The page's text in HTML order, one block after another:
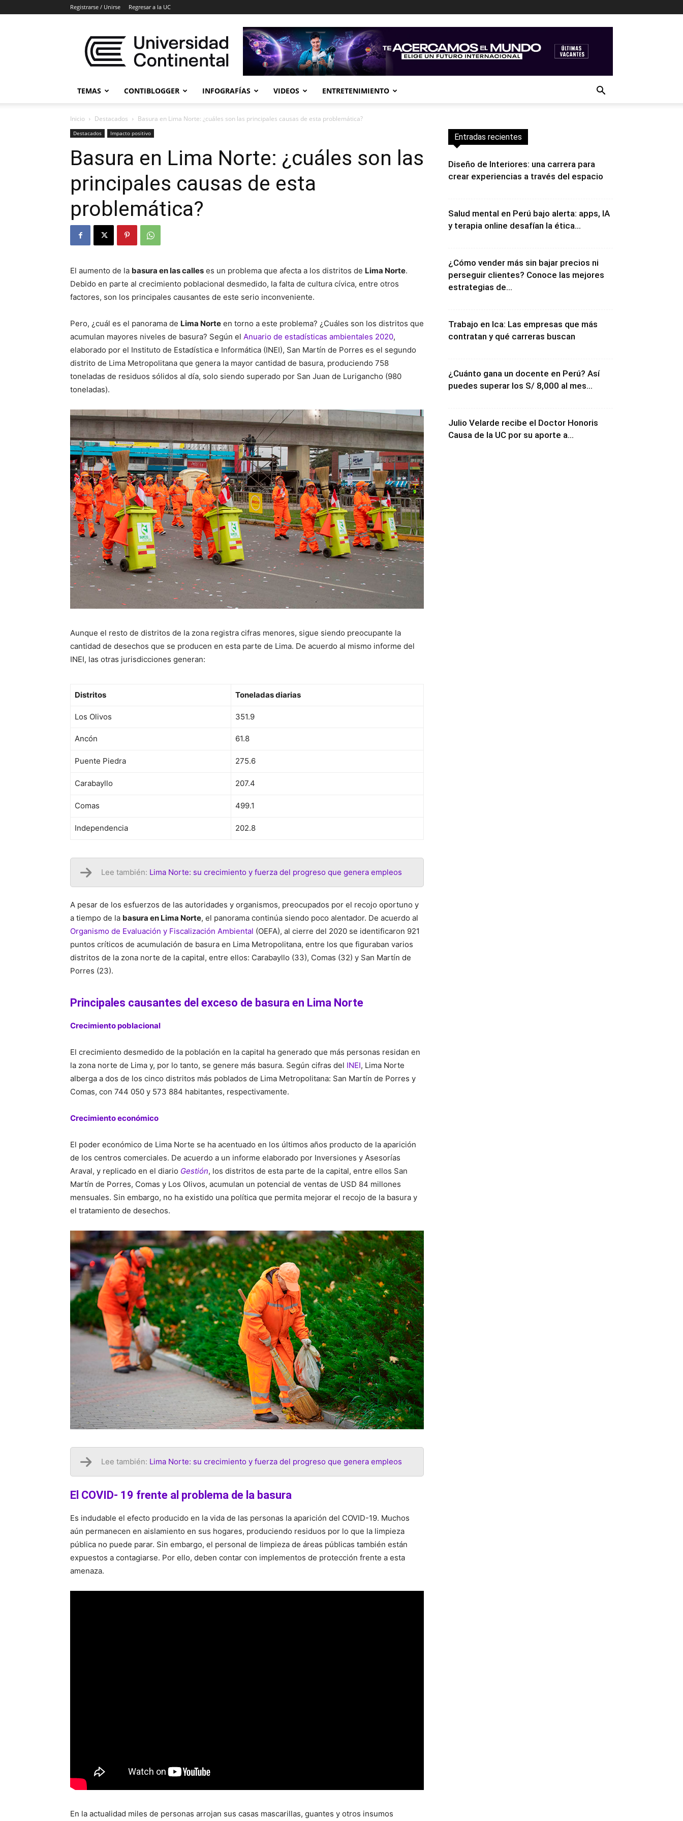
Registrarse / Unirse Regresar a la UC
Universidad
Continental
TEMAS CONTIBLOGGER INFOGRAFÍAS VIDEOS ENTRETENIMIENTO
Inicio Destacados Basura en Lima Norte: ¿cuáles son las principales causas de esta problemática?
Destacados Impacto positivo
Basura en Lima Norte: ¿cuáles son las
principales causas de esta
problemática?
El aumento de la basura en las calles es un problema que afecta a los distritos de Lima Norte.
Debido en parte al crecimiento poblacional desmedido, la falta de cultura cívica, entre otros
factores, son los principales causantes de este serio inconveniente.
Pero, ¿cuál es el panorama de Lima Norte en torno a este problema? ¿Cuáles son los distritos que
acumulan mayores niveles de basura? Según el Anuario de estadísticas ambientales 2020,
elaborado por el Instituto de Estadística e Informática (INEI), San Martín de Porres es el segundo
distrito de Lima Metropolitana que genera la mayor cantidad de basura, produciendo 758
toneladas de residuos sólidos al día, solo siendo superado por San Juan de Lurigancho (980
toneladas).
Aunque el resto de distritos de la zona registra cifras menores, sigue siendo preocupante la
cantidad de desechos que se producen en esta parte de Lima. De acuerdo al mismo informe del
INEI, las otras jurisdicciones generan:
Distritos Toneladas diarias
Los Olivos 351.9
Ancón 61.8
Puente Piedra 275.6
Carabayllo 207.4
Comas 499.1
Independencia 202.8
Lee también: Lima Norte: su crecimiento y fuerza del progreso que genera empleos
A pesar de los esfuerzos de las autoridades y organismos, preocupados por el recojo oportuno y
a tiempo de la basura en Lima Norte, el panorama continúa siendo poco alentador. De acuerdo al
Organismo de Evaluación y Fiscalización Ambiental (OEFA), al cierre del 2020 se identificaron 921
puntos críticos de acumulación de basura en Lima Metropolitana, entre los que figuraban varios
distritos de la zona norte de la capital, entre ellos: Carabayllo (33), Comas (32) y San Martín de
Porres (23).
Principales causantes del exceso de basura en Lima Norte
Crecimiento poblacional
El crecimiento desmedido de la población en la capital ha generado que más personas residan en
la zona norte de Lima y, por lo tanto, se genere más basura. Según cifras del INEI, Lima Norte
alberga a dos de los cinco distritos más poblados de Lima Metropolitana: San Martín de Porres y
Comas, con 744 050 y 573 884 habitantes, respectivamente.
Crecimiento económico
El poder económico de Lima Norte se ha acentuado en los últimos años producto de la aparición
de los centros comerciales. De acuerdo a un informe elaborado por Inversiones y Asesorías
Araval, y replicado en el diario Gestión, los distritos de esta parte de la capital, entre ellos San
Martín de Porres, Comas y Los Olivos, acumulan un potencial de ventas de USD 84 millones
mensuales. Sin embargo, no ha existido una política que permita mejorar el recojo de la basura y
el tratamiento de desechos.
Lee también: Lima Norte: su crecimiento y fuerza del progreso que genera empleos
El COVID- 19 frente al problema de la basura
Es indudable el efecto producido en la vida de las personas la aparición del COVID-19. Muchos
aún permanecen en aislamiento en sus hogares, produciendo residuos por lo que la limpieza
pública no puede parar. Sin embargo, el personal de limpieza de áreas públicas también están
expuestos a contagiarse. Por ello, deben contar con implementos de protección frente a esta
amenaza.
En la actualidad miles de personas arrojan sus casas mascarillas, guantes y otros insumos
Entradas recientes
Diseño de Interiores: una carrera para
crear experiencias a través del espacio
Salud mental en Perú bajo alerta: apps, IA
y terapia online desafían la ética...
¿Cómo vender más sin bajar precios ni
perseguir clientes? Conoce las mejores
estrategias de...
Trabajo en Ica: Las empresas que más
contratan y qué carreras buscan
¿Cuánto gana un docente en Perú? Así
puedes superar los S/ 8,000 al mes...
Julio Velarde recibe el Doctor Honoris
Causa de la UC por su aporte a...